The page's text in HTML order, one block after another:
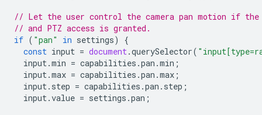
// Let the user control the camera pan motion if the
// and PTZ access is granted.
if ( "pan" in settings)
{
const input = document.querySelector(
input.min = capabilities .pan .min ;
input.max = capabilities .pan .max ;
input. step = capabilities .pan . step ;
input.value = settings .pan ;